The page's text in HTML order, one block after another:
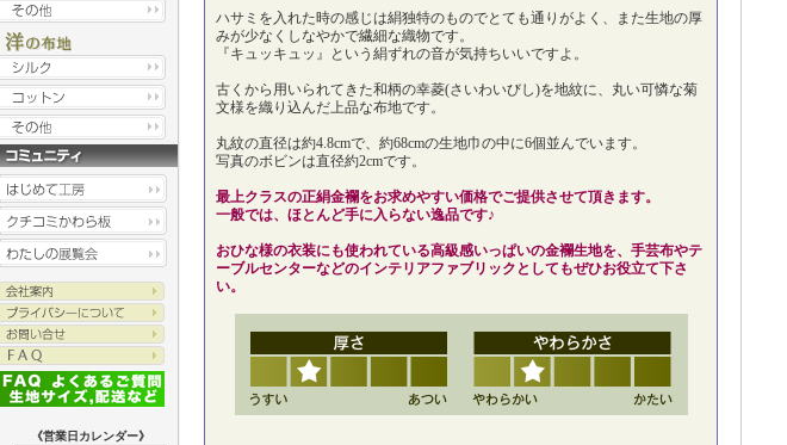
《営業日カレンダー》
ハサミを入れた時の感じは絹独特のものでとても通りがよく、また生地の厚
みが少なくしなやかで繊細な織物です。
『キュッキュッ』という絹ずれの音が気持ちいいですよ。
古くから用いられてきた和柄の幸菱(さいわいびし)を地紋に、丸い可憐な菊
文様を織り込んだ上品な布地です。
丸紋の直径は約4.8cmで、約68cmの生地巾の中に6個並んでいます。
写真のボビンは直径約2cmです。
最上クラスの正絹金襴をお求めやすい価格でご提供させて頂きます。
一般では、ほとんど手に入らない逸品です♪
おひな様の衣装にも使われている高級感いっぱいの金襴生地を、手芸布やテ
ーブルセンターなどのインテリアファブリックとしてもぜひお役立て下さ
い。